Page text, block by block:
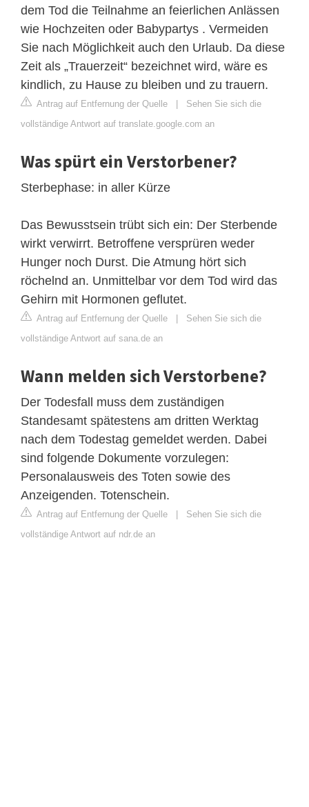
dem Tod die Teilnahme an feierlichen Anlässen
wie Hochzeiten oder Babypartys . Vermeiden
Sie nach Möglichkeit auch den Urlaub. Da diese
Zeit als „Trauerzeit“ bezeichnet wird, wäre es
kindlich, zu Hause zu bleiben und zu trauern.
Antrag auf Entfernung der Quelle | Sehen Sie sich die
vollständige Antwort auf translate.google.com an
Was spürt ein Verstorbener?
Sterbephase: in aller Kürze
Das Bewusstsein trübt sich ein: Der Sterbende
wirkt verwirrt. Betroffene versprüren weder
Hunger noch Durst. Die Atmung hört sich
röchelnd an. Unmittelbar vor dem Tod wird das
Gehirn mit Hormonen geflutet.
Antrag auf Entfernung der Quelle | Sehen Sie sich die
vollständige Antwort auf sana.de an
Wann melden sich Verstorbene?
Der Todesfall muss dem zuständigen
Standesamt spätestens am dritten Werktag
nach dem Todestag gemeldet werden. Dabei
sind folgende Dokumente vorzulegen:
Personalausweis des Toten sowie des
Anzeigenden. Totenschein.
Antrag auf Entfernung der Quelle | Sehen Sie sich die
vollständige Antwort auf ndr.de an